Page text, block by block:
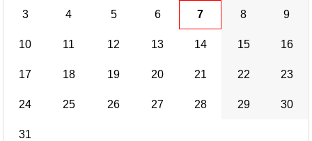
3 4 5 6 7 8 9
10 11 12 13 14 15 16
17 18 19 20 21 22 23
24 25 26 27 28 29 30
31